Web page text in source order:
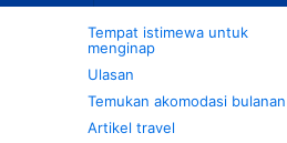
Tempat istimewa untuk
menginap
Ulasan
Temukan akomodasi bulanan
Artikel travel